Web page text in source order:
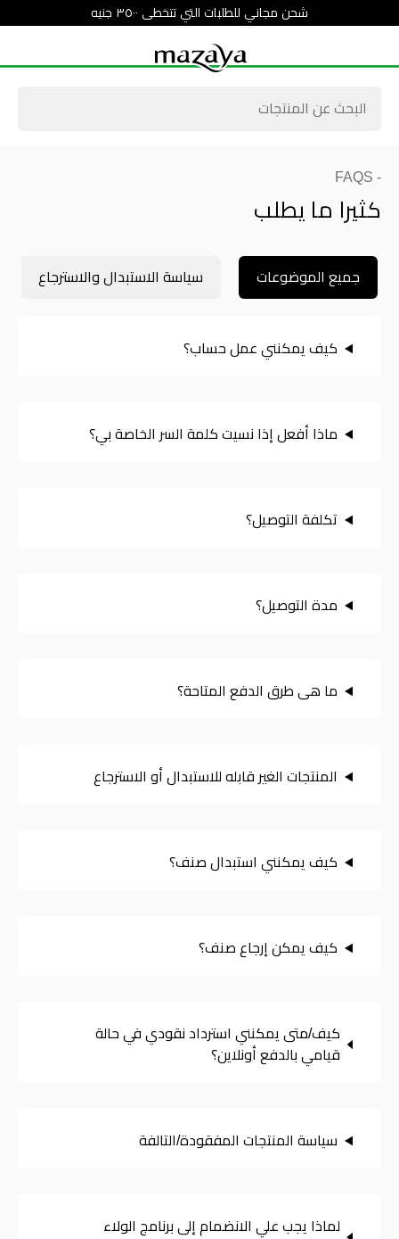
شحن مجاني للطلبات التي تتخطى ٣٥٠٠ جنيه
- FAQS
كثيرا ما يطلب
جميع الموضوعات سياسة الاستبدال والاسترجاع
كيف يمكنني عمل حساب؟
ماذا أفعل إذا نسيت كلمة السر الخاصة بي؟
تكلفة التوصيل؟
مدة التوصيل؟
ما هى طرق الدفع المتاحة؟
المنتجات الغير قابله للاستبدال أو الاسترجاع
كيف يمكنني استبدال صنف؟
كيف يمكن إرجاع صنف؟
كيف/متى يمكنني استرداد نقودي في حالة
قيامي بالدفع أونلاين؟
سياسة المنتجات المفقودة/التالفة
لماذا يجب علي الانضمام إلى برنامج الولاء